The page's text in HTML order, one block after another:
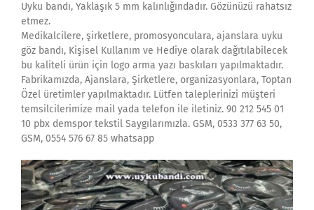
Uyku bandı, Yaklaşık 5 mm kalınlığındadır. Gözünüzü rahatsız
etmez.
Medikalcilere, şirketlere, promosyonculara, ajanslara uyku
göz bandı, Kişisel Kullanım ve Hediye olarak dağıtılabilecek
bu kaliteli ürün için logo arma yazı baskıları yapılmaktadır.
Fabrikamızda, Ajanslara, Şirketlere, organizasyonlara, Toptan
Özel üretimler yapılmaktadır. Lütfen taleplerinizi müşteri
temsilcilerimize mail yada telefon ile iletiniz. 90 212 545 01
10 pbx demspor tekstil Saygılarımızla. GSM, 0533 377 63 50,
GSM, 0554 576 67 85 whatsapp